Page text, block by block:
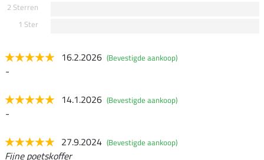
2 Sterren
1 Ster
16.2.2026 (Bevestigde aankoop)
-
14.1.2026 (Bevestigde aankoop)
-
27.9.2024 (Bevestigde aankoop)
Fijne poetskoffer